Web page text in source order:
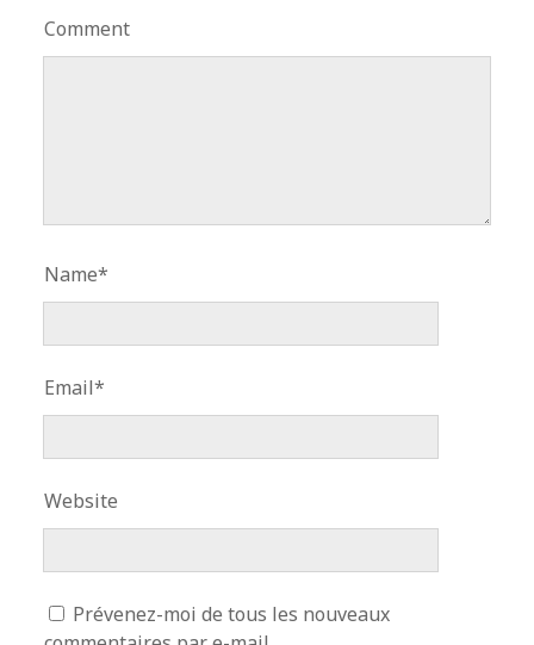
Comment
Name*
Email*
Website
Prévenez-moi de tous les nouveaux